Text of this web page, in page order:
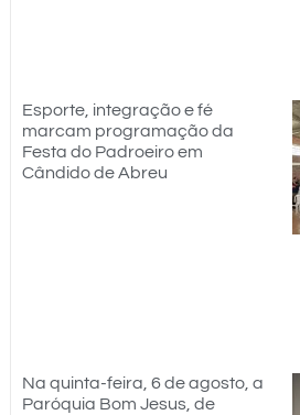
Esporte, integração e fé
marcam programação da
Festa do Padroeiro em
Cândido de Abreu
Na quinta-feira, 6 de agosto, a
Paróquia Bom Jesus, de